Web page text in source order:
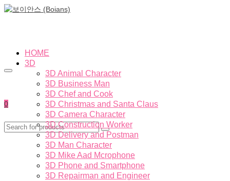
0
HOME
3D
3D Animal Character
3D Business Man
3D Chef and Cook
3D Christmas and Santa Claus
3D Camera Character
3D Construction Worker
3D Delivery and Postman
3D Man Character
3D Mike Aad Mcrophone
3D Phone and Smartphone
3D Repairman and Engineer